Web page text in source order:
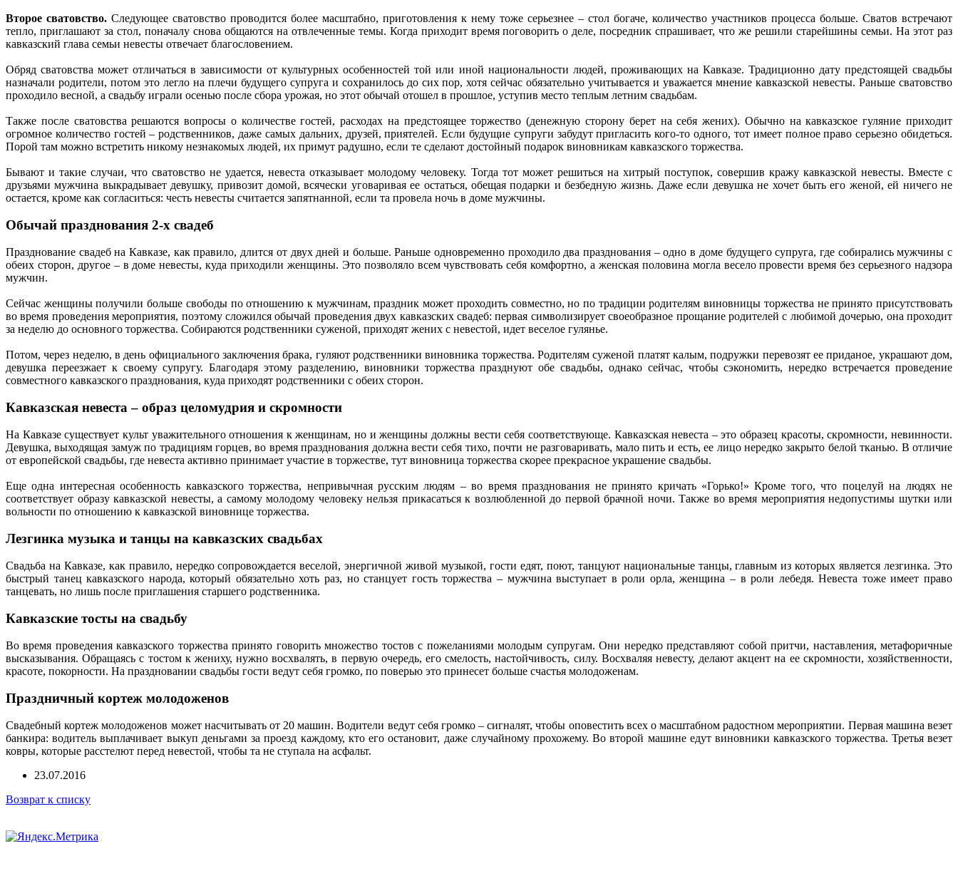
Второе сватовство. Следующее сватовство проводится более масштабно, приготовления к нему тоже серьезнее – стол богаче, количество участников процесса больше. Сватов встречают
тепло, приглашают за стол, поначалу снова общаются на отвлеченные темы. Когда приходит время поговорить о деле, посредник спрашивает, что же решили старейшины семьи. На этот раз
кавказский глава семьи невесты отвечает благословением.
Обряд сватовства может отличаться в зависимости от культурных особенностей той или иной национальности людей, проживающих на Кавказе. Традиционно дату предстоящей свадьбы
назначали родители, потом это легло на плечи будущего супруга и сохранилось до сих пор, хотя сейчас обязательно учитывается и уважается мнение кавказской невесты. Раньше сватовство
проходило весной, а свадьбу играли осенью после сбора урожая, но этот обычай отошел в прошлое, уступив место теплым летним свадьбам.
Также после сватовства решаются вопросы о количестве гостей, расходах на предстоящее торжество (денежную сторону берет на себя жених). Обычно на кавказское гуляние приходит
огромное количество гостей – родственников, даже самых дальних, друзей, приятелей. Если будущие супруги забудут пригласить кого-то одного, тот имеет полное право серьезно обидеться.
Порой там можно встретить никому незнакомых людей, их примут радушно, если те сделают достойный подарок виновникам кавказского торжества.
Бывают и такие случаи, что сватовство не удается, невеста отказывает молодому человеку. Тогда тот может решиться на хитрый поступок, совершив кражу кавказской невесты. Вместе с
друзьями мужчина выкрадывает девушку, привозит домой, всячески уговаривая ее остаться, обещая подарки и безбедную жизнь. Даже если девушка не хочет быть его женой, ей ничего не
остается, кроме как согласиться: честь невесты считается запятнанной, если та провела ночь в доме мужчины.
Обычай празднования 2-х свадеб
Празднование свадеб на Кавказе, как правило, длится от двух дней и больше. Раньше одновременно проходило два празднования – одно в доме будущего супруга, где собирались мужчины с
обеих сторон, другое – в доме невесты, куда приходили женщины. Это позволяло всем чувствовать себя комфортно, а женская половина могла весело провести время без серьезного надзора
мужчин.
Сейчас женщины получили больше свободы по отношению к мужчинам, праздник может проходить совместно, но по традиции родителям виновницы торжества не принято присутствовать
во время проведения мероприятия, поэтому сложился обычай проведения двух кавказских свадеб: первая символизирует своеобразное прощание родителей с любимой дочерью, она проходит
за неделю до основного торжества. Собираются родственники суженой, приходят жених с невестой, идет веселое гулянье.
Потом, через неделю, в день официального заключения брака, гуляют родственники виновника торжества. Родителям суженой платят калым, подружки перевозят ее приданое, украшают дом,
девушка переезжает к своему супругу. Благодаря этому разделению, виновники торжества празднуют обе свадьбы, однако сейчас, чтобы сэкономить, нередко встречается проведение
совместного кавказского празднования, куда приходят родственники с обеих сторон.
Кавказская невеста – образ целомудрия и скромности
На Кавказе существует культ уважительного отношения к женщинам, но и женщины должны вести себя соответствующе. Кавказская невеста – это образец красоты, скромности, невинности.
Девушка, выходящая замуж по традициям горцев, во время празднования должна вести себя тихо, почти не разговаривать, мало пить и есть, ее лицо нередко закрыто белой тканью. В отличие
от европейской свадьбы, где невеста активно принимает участие в торжестве, тут виновница торжества скорее прекрасное украшение свадьбы.
Еще одна интересная особенность кавказского торжества, непривычная русским людям – во время празднования не принято кричать «Горько!» Кроме того, что поцелуй на людях не
соответствует образу кавказской невесты, а самому молодому человеку нельзя прикасаться к возлюбленной до первой брачной ночи. Также во время мероприятия недопустимы шутки или
вольности по отношению к кавказской виновнице торжества.
Лезгинка музыка и танцы на кавказских свадьбах
Свадьба на Кавказе, как правило, нередко сопровождается веселой, энергичной живой музыкой, гости едят, поют, танцуют национальные танцы, главным из которых является лезгинка. Это
быстрый танец кавказского народа, который обязательно хоть раз, но станцует гость торжества – мужчина выступает в роли орла, женщина – в роли лебедя. Невеста тоже имеет право
танцевать, но лишь после приглашения старшего родственника.
Кавказские тосты на свадьбу
Во время проведения кавказского торжества принято говорить множество тостов с пожеланиями молодым супругам. Они нередко представляют собой притчи, наставления, метафоричные
высказывания. Обращаясь с тостом к жениху, нужно восхвалять, в первую очередь, его смелость, настойчивость, силу. Восхваляя невесту, делают акцент на ее скромности, хозяйственности,
красоте, покорности. На праздновании свадьбы гости ведут себя громко, по поверью это принесет больше счастья молодоженам.
Праздничный кортеж молодоженов
Свадебный кортеж молодоженов может насчитывать от 20 машин. Водители ведут себя громко – сигналят, чтобы оповестить всех о масштабном радостном мероприятии. Первая машина везет
банкира: водитель выплачивает выкуп деньгами за проезд каждому, кто его остановит, даже случайному прохожему. Во второй машине едут виновники кавказского торжества. Третья везет
ковры, которые расстелют перед невестой, чтобы та не ступала на асфальт.
23.07.2016
Возврат к списку